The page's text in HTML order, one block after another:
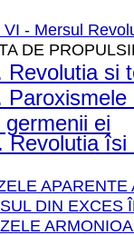
- Mersul
DE
Revolutia si
germenii ei
Revolutia îsi
DIN EXCES